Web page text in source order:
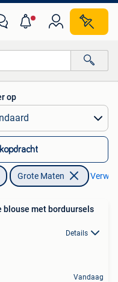
op
Grote Maten
blouse met borduursels
Details
Vandaag